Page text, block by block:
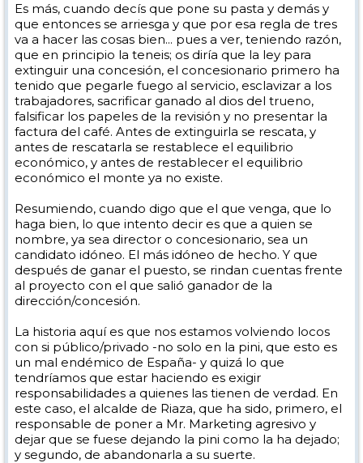
Es más, cuando decís que pone su pasta y demás y
que entonces se arriesga y que por esa regla de tres
va a hacer las cosas bien... pues a ver, teniendo razón,
que en principio la teneis; os diría que la ley para
extinguir una concesión, el concesionario primero ha
tenido que pegarle fuego al servicio, esclavizar a los
trabajadores, sacrificar ganado al dios del trueno,
falsificar los papeles de la revisión y no presentar la
factura del café. Antes de extinguirla se rescata, y
antes de rescatarla se restablece el equilibrio
económico, y antes de restablecer el equilibrio
económico el monte ya no existe.
Resumiendo, cuando digo que el que venga, que lo
haga bien, lo que intento decir es que a quien se
nombre, ya sea director o concesionario, sea un
candidato idóneo. El más idóneo de hecho. Y que
después de ganar el puesto, se rindan cuentas frente
al proyecto con el que salió ganador de la
dirección/concesión.
La historia aquí es que nos estamos volviendo locos
con si público/privado -no solo en la pini, que esto es
un mal endémico de España- y quizá lo que
tendríamos que estar haciendo es exigir
responsabilidades a quienes las tienen de verdad. En
este caso, el alcalde de Riaza, que ha sido, primero, el
responsable de poner a Mr. Marketing agresivo y
dejar que se fuese dejando la pini como la ha dejado;
y segundo, de abandonarla a su suerte.